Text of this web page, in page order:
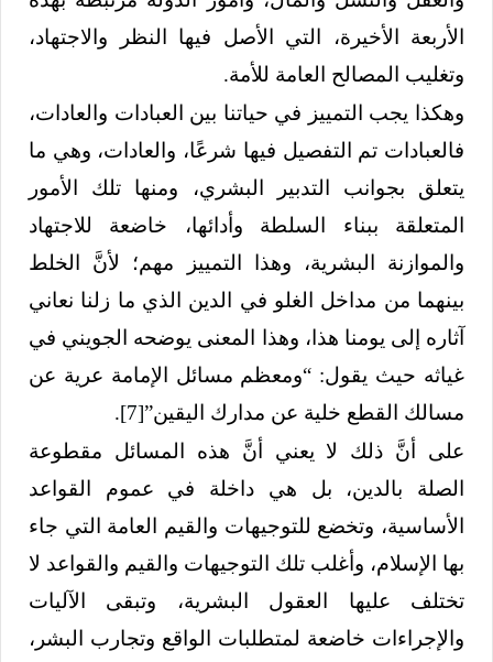
الأربعة الأخيرة، التي الأصل فيها النظر والاجتهاد،
وتغليب المصالح العامة للأمة.
وهكذا يجب التمييز في حياتنا بين العبادات والعادات،
فالعبادات تم التفصيل فيها شرعًا، والعادات، وهي ما
يتعلق بجوانب التدبير البشري، ومنها تلك الأمور
المتعلقة ببناء السلطة وأدائها، خاضعة للاجتهاد
والموازنة البشرية، وهذا التمييز مهم؛ لأنَّ الخلط
بينهما من مداخل الغلو في الدين الذي ما زلنا نعاني
آثاره إلى يومنا هذا، وهذا المعنى يوضحه الجويني في
غياثه حيث يقول: “ومعظم مسائل الإمامة عرية عن
مسالك القطع خلية عن مدارك اليقين”[7]
.
على أنَّ ذلك لا يعني أنَّ هذه المسائل مقطوعة
الصلة بالدين، بل هي داخلة في عموم القواعد
الأساسية، وتخضع للتوجيهات والقيم العامة التي جاء
بها الإسلام، وأغلب تلك التوجيهات والقيم والقواعد لا
تختلف عليها العقول البشرية، وتبقى الآليات
والإجراءات خاضعة لمتطلبات الواقع وتجارب البشر،